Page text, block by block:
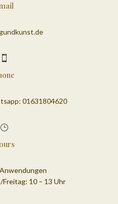

01631804620
}
10 – 13 Uhr